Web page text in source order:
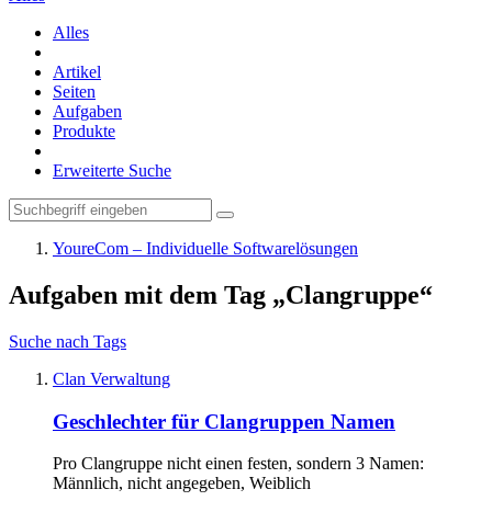
Alles
Artikel
Seiten
Aufgaben
Produkte
Erweiterte Suche
YoureCom – Individuelle Softwarelösungen
Aufgaben mit dem Tag „Clangruppe“
Suche nach Tags
Clan Verwaltung
Geschlechter für Clangruppen Namen
Pro Clangruppe nicht einen festen, sondern 3 Namen:
Männlich, nicht angegeben, Weiblich